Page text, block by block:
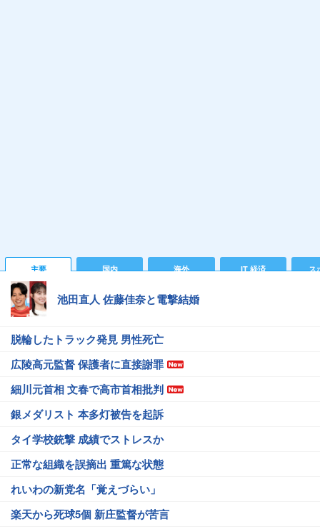
主要 国内 海外 IT 経済 ス
池田直人 佐藤佳奈と電撃結婚
脱輪したトラック発見 男性死亡
広陵高元監督 保護者に直接謝罪
細川元首相 文春で高市首相批判
銀メダリスト 本多灯被告を起訴
タイ学校銃撃 成績でストレスか
正常な組織を誤摘出 重篤な状態
れいわの新党名「覚えづらい」
楽天から死球5個 新庄監督が苦言